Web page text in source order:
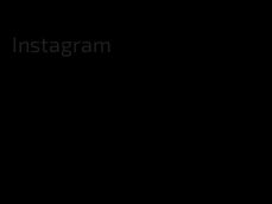
Instagram